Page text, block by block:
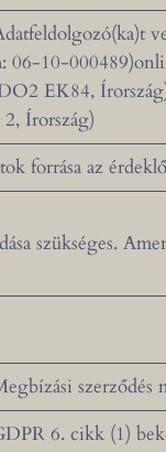
06-10-
EK84,
Írország)
forrása az
szükséges.
szerződés
6. cikk (1)